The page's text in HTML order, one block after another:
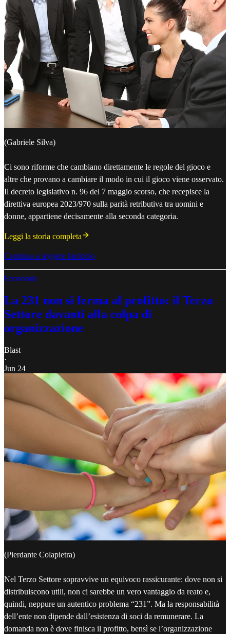
(Gabriele Silva)
Ci sono riforme che cambiano direttamente le regole del gioco e
altre che provano a cambiare il modo in cui il gioco viene osservato.
Il decreto legislativo n. 96 del 7 maggio scorso, che recepisce la
direttiva europea 2023/970 sulla parità retributiva tra uomini e
donne, appartiene decisamente alla seconda categoria.
Leggi la storia completa
Continua a leggere l'articolo
Economia
La 231 non si ferma al profitto: il Terzo
Settore davanti alla colpa di
organizzazione
Blast
·
Jun 24
(Pierdante Colapietra)
Nel Terzo Settore sopravvive un equivoco rassicurante: dove non si
distribuiscono utili, non ci sarebbe un vero vantaggio da reato e,
quindi, neppure un autentico problema “231”. Ma la responsabilità
dell’ente non dipende dall’esistenza di soci da remunerare. La
domanda non è dove finisca il profitto, bensì se l’organizzazione